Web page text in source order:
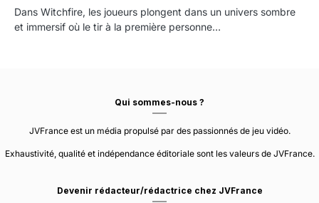
Dans Witchfire, les joueurs plongent dans un univers sombre
et immersif où le tir à la première personne…
Qui sommes-nous ?
JVFrance est un média propulsé par des passionnés de jeu vidéo.
Exhaustivité, qualité et indépendance éditoriale sont les valeurs de JVFrance.
Devenir rédacteur/rédactrice chez JVFrance